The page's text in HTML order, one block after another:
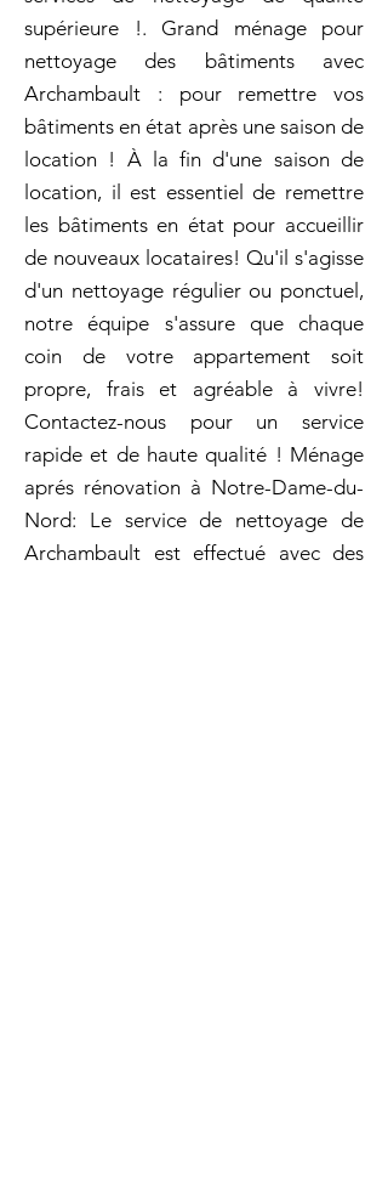
supérieure !. Grand ménage pour
nettoyage des bâtiments avec
Archambault : pour remettre vos
bâtiments en état après une saison de
location ! À la fin d'une saison de
location, il est essentiel de remettre
les bâtiments en état pour accueillir
de nouveaux locataires! Qu'il s'agisse
d'un nettoyage régulier ou ponctuel,
notre équipe s'assure que chaque
coin de votre appartement soit
propre, frais et agréable à vivre!
Contactez-nous pour un service
rapide et de haute qualité ! Ménage
aprés rénovation à Notre-Dame-du-
Nord: Le service de nettoyage de
Archambault est effectué avec des